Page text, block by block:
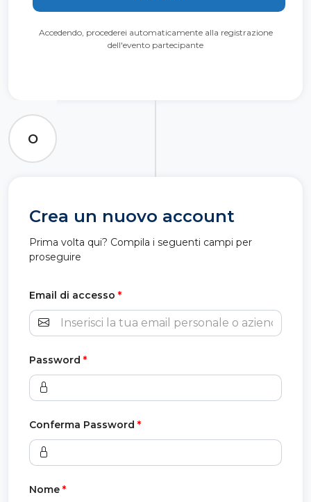
Accedendo, procederei automaticamente alla registrazione
dell'evento partecipante
O
Crea un nuovo account
Prima volta qui? Compila i seguenti campi per
proseguire
Email di accesso *
Password *
Conferma Password *
Nome *